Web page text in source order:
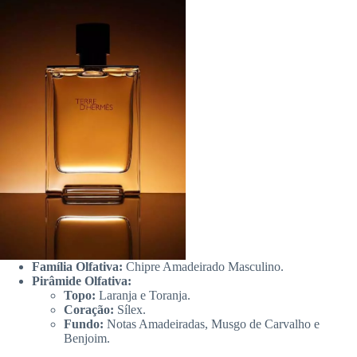
Família Olfativa: Chipre Amadeirado Masculino.
Pirâmide Olfativa:
Topo: Laranja e Toranja.
Coração: Sílex.
Fundo: Notas Amadeiradas, Musgo de Carvalho e
Benjoim.